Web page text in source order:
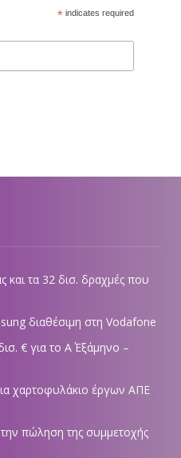
*indicates required
τα 32 δισ. δραχμές που
διαθέσιμη στη Vodafone
€ για το Α΄ Εξάμηνο –
χαρτοφυλάκιο έργων ΑΠΕ
πώληση της συμμετοχής